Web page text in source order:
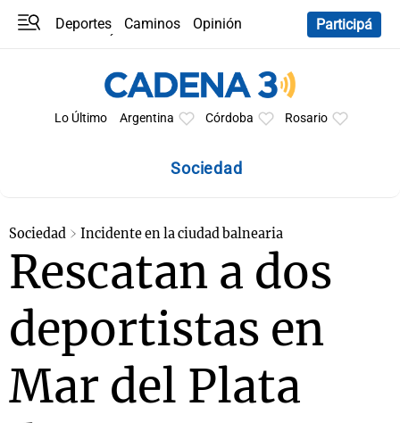
Deportes Caminos
Opinión
Participá
Lo Último Argentina Córdoba Rosario
Sociedad
Sociedad Incidente en la ciudad balnearia
Rescatan a dos
deportistas en
Mar del Plata